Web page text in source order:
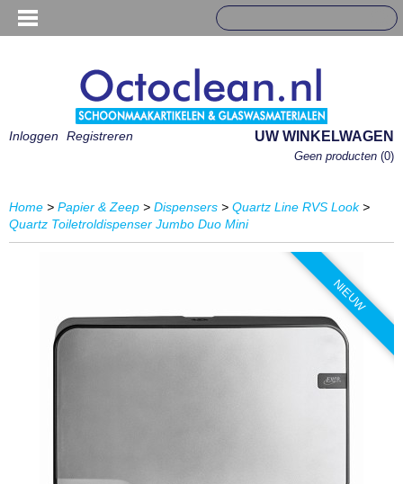
Inloggen Registreren UW WINKELWAGEN
Geen producten (0)
Home > Papier & Zeep > Dispensers > Quartz Line RVS Look>
Quartz Toiletroldispenser Jumbo Duo Mini
NIEUW